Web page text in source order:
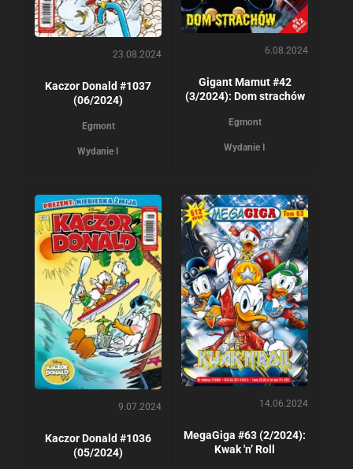
23.08.2024
Kaczor Donald #1037
(06/2024)
Egmont
Wydanie I
6.08.2024
Gigant Mamut #42
(3/2024): Dom strachów
Egmont
Wydanie I
9.07.2024
Kaczor Donald #1036
(05/2024)
14.06.2024
MegaGiga #63 (2/2024):
Kwak 'n’ Roll